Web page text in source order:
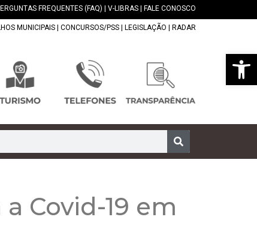
Abrir
FREQUENTES (FAQ) V-LIBRAS FALE CONOSCO
MUNICIPAIS CONCURSOS/PSS LEGISLAÇÃO RADAR
Covid-19 em